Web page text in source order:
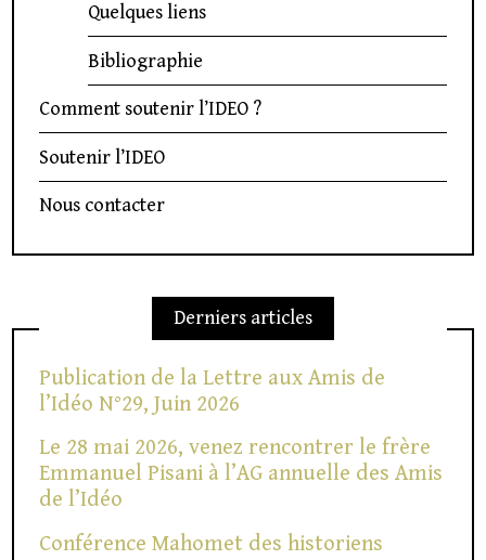
Quelques liens
Bibliographie
Comment soutenir l’IDEO ?
Soutenir l’IDEO
Nous contacter
Derniers articles
Publication de la Lettre aux Amis de
l’Idéo N°29, Juin 2026
Le 28 mai 2026, venez rencontrer le frère
Emmanuel Pisani à l’AG annuelle des Amis
de l’Idéo
Conférence Mahomet des historiens